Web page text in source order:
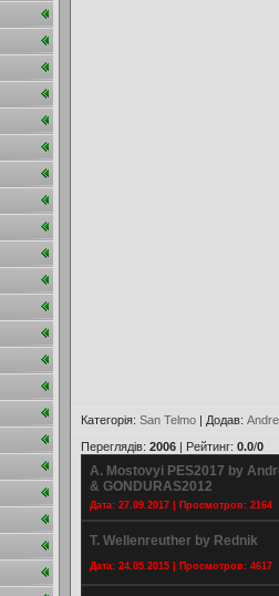
Категорія: San Telmo| Додав:
Переглядів: 2006| Рейтинг: 0.0/0
A. Mostovyi PES2017 by
& GONDURAS2012
Дата: 27.09.2017 | Просмотров: 2164
T. Wellenreuther by Rednik
Дата: 24.05.2015 | Просмотров: 4617